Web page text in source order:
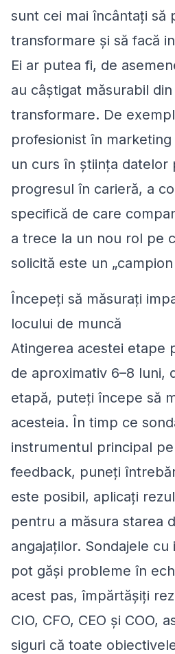
sunt cei mai încântați să
transformare și să facă
Ei ar putea fi, de
au câștigat măsurabil
transformare. De
profesionist în
un curs în știința datelor
progresul în carieră, a
specifică de care
a trece la un nou rol pe
solicită este un
Începeți să măsurați
locului de muncă
Atingerea acestei etape
de aproximativ 6–8 luni,
etapă, puteți începe să
acesteia. În timp ce
instrumentul principal
feedback, puneți
este posibil, aplicați
pentru a măsura starea
angajaților. Sondajele
pot găși probleme în
acest pas, împărtășiți
CIO, CFO, CEO și COO,
siguri că toate